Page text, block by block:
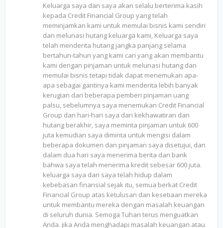
Keluarga saya dan saya akan selalu berterima kasih
kepada Credit Financial Group yang telah
meminjamkan kami untuk memulai bisnis kami sendiri
dan melunasi hutang keluarga kami, Keluarga saya
telah menderita hutang jangka panjang selama
bertahun-tahun yang kami cari yang akan membantu
kami dengan pinjaman untuk melunasi hutang dan
memulai bisnis tetapi tidak dapat menemukan apa-
apa sebagai gantinya kami menderita lebih banyak
kerugian dari beberapa pemberi pinjaman uang
palsu, sebelumnya saya menemukan Credit Financial
Group dan hari-hari saya dari kekhawatiran dan
hutang berakhir, saya meminta pinjaman untuk 600
juta kemudian saya diminta untuk mengisi dalam
beberapa dokumen dan pinjaman saya disetujui, dan
dalam dua hari saya menerima berita dari bank
bahwa saya telah menerima kredit sebesar 600 juta.
keluarga saya dan saya telah hidup dalam
kebebasan finansial sejak itu, semua berkat Credit
Financial Group atas ketulusan dan kesetiaan mereka
untuk membantu mereka dengan masalah keuangan
di seluruh dunia. Semoga Tuhan terus menguatkan
Anda. jika Anda menghadapi masalah keuangan atau